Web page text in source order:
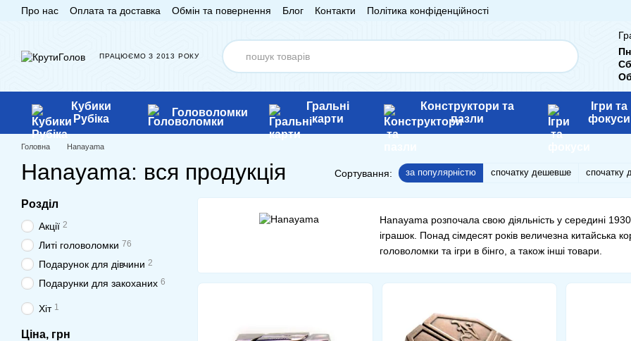
Перейти до основного контенту
Про нас Оплата та доставка Обмін та повернення Блог Контакти Політика конфіденційності
ПРАЦЮЄМО З 2013 РОКУ
Кубики
Рубіка
Головоломки
Гральні
карти
Конструктори та
пазли
Ігри та
фокуси
Головна Hanayama
Hanayama: вся продукція Сортування: за популярністю спочатку дешевше спочатку
Hanayama розпочала свою діяльність у середині
іграшок. Понад сімдесят років величезна китайська
головоломки та ігри в бінго, а також інші товари.
Розділ
Акції 2
Литі головоломки 76
Подарунок для дівчини 2
Подарунки для закоханих 6
Хіт 1
Ціна, грн